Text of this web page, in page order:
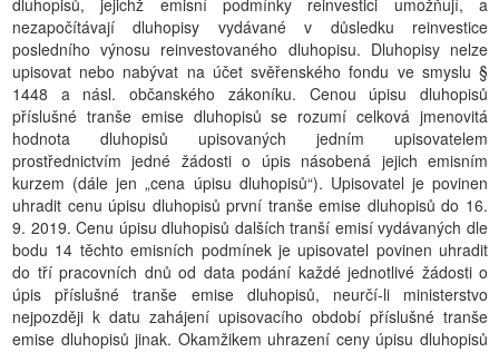
dluhopisů, jejichž emisní podmínky reinvestici umožňují, a
nezapočítávají dluhopisy vydávané v důsledku reinvestice
posledního výnosu reinvestovaného dluhopisu. Dluhopisy nelze
upisovat nebo nabývat na účet svěřenského fondu ve smyslu §
1448 a násl. občanského zákoníku. Cenou úpisu dluhopisů
příslušné tranše emise dluhopisů se rozumí celková jmenovitá
hodnota dluhopisů upisovaných jedním upisovatelem
prostřednictvím jedné žádosti o úpis násobená jejich emisním
kurzem (dále jen „cena úpisu dluhopisů“). Upisovatel je povinen
uhradit cenu úpisu dluhopisů první tranše emise dluhopisů do 16.
9. 2019. Cenu úpisu dluhopisů dalších tranší emisí vydávaných dle
bodu 14 těchto emisních podmínek je upisovatel povinen uhradit
do tří pracovních dnů od data podání každé jednotlivé žádosti o
úpis příslušné tranše emise dluhopisů, neurčí-li ministerstvo
nejpozději k datu zahájení upisovacího období příslušné tranše
emise dluhopisů jinak. Okamžikem uhrazení ceny úpisu dluhopisů